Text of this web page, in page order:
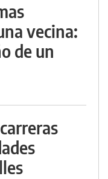
vecina:
de un